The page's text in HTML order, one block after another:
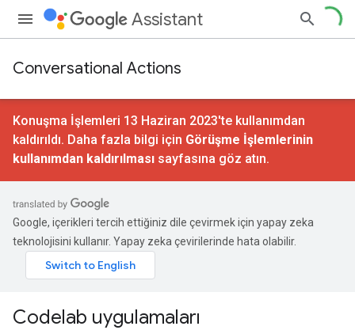
Assistant
Conversational Actions
Konuşma İşlemleri 13 Haziran 2023'te kullanımdan
kaldırıldı. Daha fazla bilgi için Görüşme İşlemlerinin
kullanımdan kaldırılması sayfasına göz atın.
Google, içerikleri tercih ettiğiniz dile çevirmek için yapay zeka
teknolojisini kullanır. Yapay zeka çevirilerinde hata olabilir.
Codelab uygulamaları